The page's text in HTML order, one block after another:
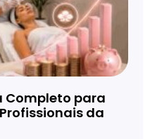
Completo para
da